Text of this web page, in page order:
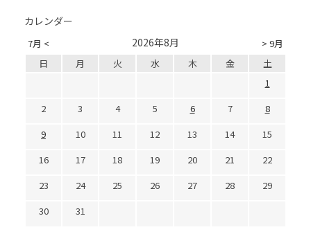
カレンダー
7月 < > 9月
2026年8月
日 月 火 水 木 金
土
1
2
3 4 5 6 7
8
9
10 11 12 13 14
15
16
17 18 19 20 21
22
23
24 25 26 27 28
29
30
31